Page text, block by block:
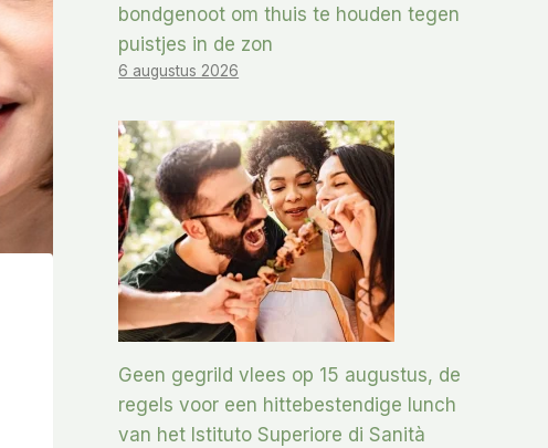
bondgenoot om thuis te houden tegen
puistjes in de zon
6 augustus 2026
Geen gegrild vlees op 15 augustus, de
regels voor een hittebestendige lunch
van het Istituto Superiore di Sanità